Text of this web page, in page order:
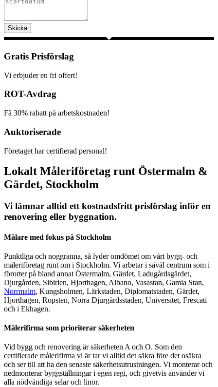
Skicka
Gratis Prisförslag
Vi erbjuder en fri offert!
ROT-Avdrag
Få 30% rabatt på arbetskostnaden!
Auktoriserade
Företaget har certifierad personal!
Lokalt Måleriföretag runt Östermalm &
Gärdet, Stockholm
Vi lämnar alltid ett kostnadsfritt prisförslag inför en
renovering eller byggnation.
Målare med fokus på Stockholm
Punktliga och noggranna, så lyder omdömet om vårt bygg- och
måleriföretag runt om i Stockholm. Vi arbetar i såväl centrum som i
förorter på bland annat Östermalm, Gärdet, Ladugårdsgärdet,
Djurgården, Sibirien, Hjorthagen, Albano, Vasastan, Gamla Stan,
Norrmalm, Kungsholmen, Lärkstaden, Diplomatstaden, Gärdet,
Hjorthagen, Ropsten, Norra Djurgårdsstaden, Universitet, Frescati
och i Ekhagen.
Målerifirma som prioriterar säkerheten
Vid bygg och renovering är säkerheten A och O. Som den
certifierade målerifirma vi är tar vi alltid det säkra före det osäkra
och ser till att ha den senaste säkerhetsutrustningen. Vi monterar och
nedmonterar byggställningar i egen regi, och givetvis använder vi
alla nödvändiga selar och linor.